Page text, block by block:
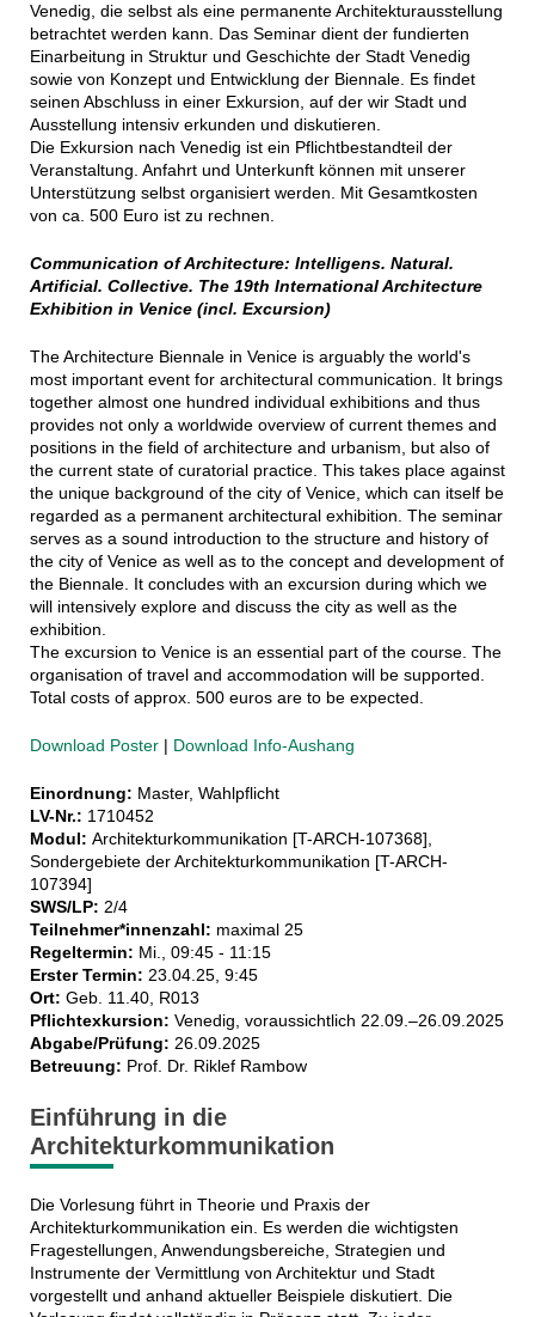
Venedig, die selbst als eine permanente Architekturausstellung
betrachtet werden kann. Das Seminar dient der fundierten
Einarbeitung in Struktur und Geschichte der Stadt Venedig
sowie von Konzept und Entwicklung der Biennale. Es findet
seinen Abschluss in einer Exkursion, auf der wir Stadt und
Ausstellung intensiv erkunden und diskutieren.
Die Exkursion nach Venedig ist ein Pflichtbestandteil der
Veranstaltung. Anfahrt und Unterkunft können mit unserer
Unterstützung selbst organisiert werden. Mit Gesamtkosten
von ca. 500 Euro ist zu rechnen.
Communication of Architecture: Intelligens. Natural.
Artificial. Collective. The 19th International Architecture
Exhibition in Venice (incl. Excursion)
The Architecture Biennale in Venice is arguably the world's
most important event for architectural communication. It brings
together almost one hundred individual exhibitions and thus
provides not only a worldwide overview of current themes and
positions in the field of architecture and urbanism, but also of
the current state of curatorial practice. This takes place against
the unique background of the city of Venice, which can itself be
regarded as a permanent architectural exhibition. The seminar
serves as a sound introduction to the structure and history of
the city of Venice as well as to the concept and development of
the Biennale. It concludes with an excursion during which we
will intensively explore and discuss the city as well as the
exhibition.
The excursion to Venice is an essential part of the course. The
organisation of travel and accommodation will be supported.
Total costs of approx. 500 euros are to be expected.
Download Poster| Download Info-Aushang
Einordnung: Master, Wahlpflicht
LV-Nr.: 1710452
Modul: Architekturkommunikation [T-ARCH-107368],
Sondergebiete der Architektur­kommunikation [T-ARCH-
107394]
SWS/LP: 2/4
Teilnehmer*innenzahl: maximal 25
Regeltermin: Mi., 09:45 - 11:15
Erster Termin: 23.04.25, 9:45
Ort: Geb. 11.40, R013
Pflichtexkursion: Venedig, voraussichtlich 22.09.–26.09.2025
Abgabe/Prüfung: 26.09.2025
Betreuung: Prof. Dr. Riklef Rambow
Einführung in die
Architekturkommunikation
Die Vorlesung führt in Theorie und Praxis der
Architekturkommunikation ein. Es werden die wichtigsten
Fragestellungen, Anwendungsbereiche, Strategien und
Instrumente der Vermittlung von Architektur und Stadt
vorgestellt und anhand aktueller Beispiele diskutiert. Die